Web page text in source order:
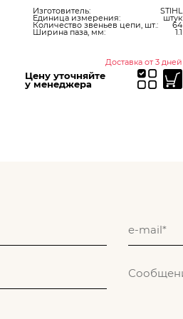
Изготовитель: STIHL
Единица измерения: штук
Количество звеньев цепи, шт.: 64
Ширина паза, мм: 1.1
Доставка от 3 дней
Цену уточняйте
у менеджера